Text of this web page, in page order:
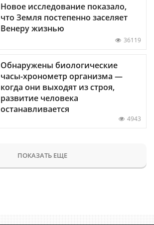
Новое исследование показало,
что Земля постепенно заселяет
Венеру жизнью
36119
Обнаружены биологические
часы-хронометр организма —
когда они выходят из строя,
развитие человека
останавливается
4943
ПОКАЗАТЬ ЕЩЕ